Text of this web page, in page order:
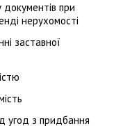
при
нерухомості
заставної
угод з придбання